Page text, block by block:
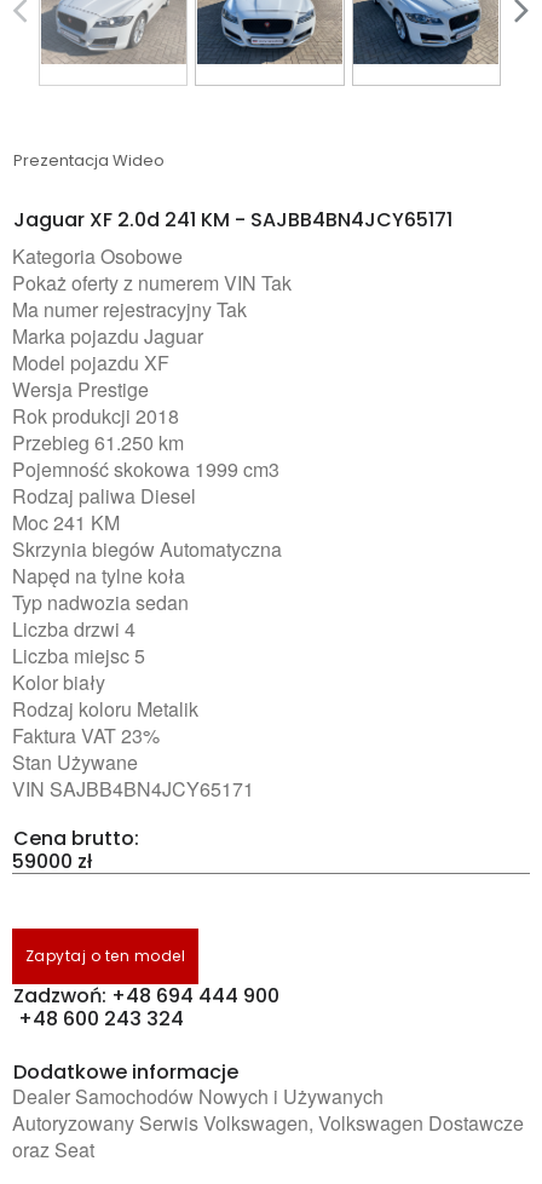
Prezentacja Wideo
Jaguar XF 2.0d 241 KM - SAJBB4BN4JCY65171
Kategoria Osobowe
Pokaż oferty z numerem VIN Tak
Ma numer rejestracyjny Tak
Marka pojazdu Jaguar
Model pojazdu XF
Wersja Prestige
Rok produkcji 2018
Przebieg 61.250 km
Pojemność skokowa 1999 cm3
Rodzaj paliwa Diesel
Moc 241 KM
Skrzynia biegów Automatyczna
Napęd na tylne koła
Typ nadwozia sedan
Liczba drzwi 4
Liczba miejsc 5
Kolor biały
Rodzaj koloru Metalik
Faktura VAT 23%
Stan Używane
VIN SAJBB4BN4JCY65171
Cena brutto:
59000 zł
Zapytaj o ten model
Zadzwoń: +48 694 444 900
+48 600 243 324
Dodatkowe informacje
Dealer Samochodów Nowych i Używanych
Autoryzowany Serwis Volkswagen, Volkswagen Dostawcze
oraz Seat